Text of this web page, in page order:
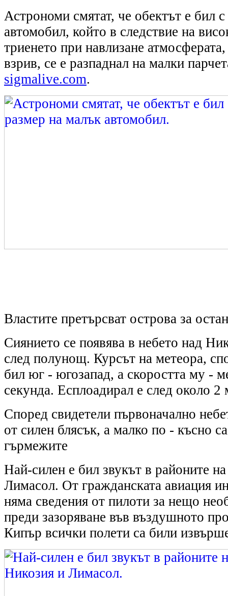
Астрономи смятат, че обектът е бил
автомобил, който в следствие на
триенето при навлизане
взрив, се е разпаднал на малки
sigmalive.com.
Властите претърсват острова за
Сиянието се появява в небето над
след полунощ. Курсът на метеора,
бил юг - югозапад, а скоростта му -
секунда. Есплоадирал е след около
Според свидетели първоначално
от силен блясък, а малко по - късно
гърмежите
Най-силен е бил звукът в районите
Лимасол. От гражданската авиация
няма сведения от пилоти за нещо
преди зазоряване във въздушното
Кипър всички полети са били